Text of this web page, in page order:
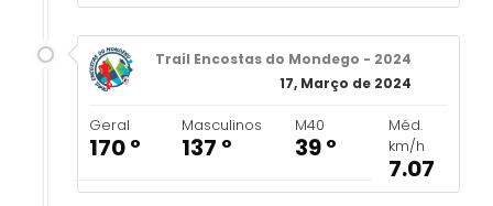
Trail Encostas do Mondego - 2024
17, Março de 2024
Geral
170 º
Masculinos
137 º
M40
39 º
Méd.
km/h
7.07